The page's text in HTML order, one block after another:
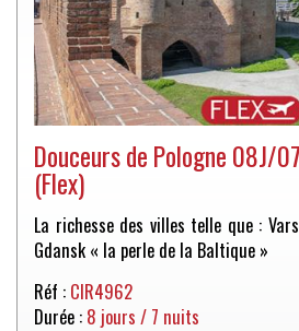
Douceurs de Pologne 08J/
(Flex)
La richesse des villes telle que :
Gdansk « la perle de la Baltique »
Réf : CIR4962
Durée : 8 jours / 7 nuits